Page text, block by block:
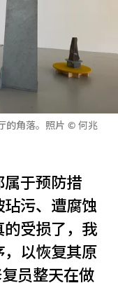
的角落。照片 © 何兆
属于预防措
污、遭腐蚀
受损了，我
以恢复其原
员整天在做